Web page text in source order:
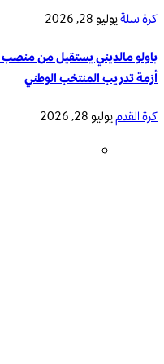
كرة سلةيوليو 28, 2026
أزمة تدريب المنتخب الوطني
كرة القدميوليو 28, 2026